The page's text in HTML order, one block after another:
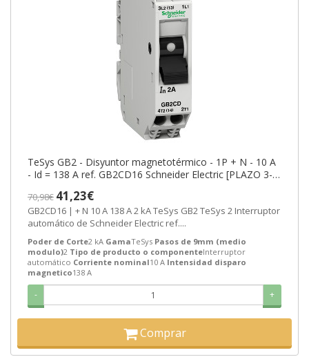
TeSys GB2 - Disyuntor magnetotérmico - 1P + N - 10 A
- Id = 138 A ref. GB2CD16 Schneider Electric [PLAZO 3-6
70,98€ 41,23€
GB2CD16 | + N 10 A 138 A 2 kA TeSys GB2 TeSys 2 Interruptor
automático de Schneider Electric ref....
Poder de Corte2 kA GamaTeSys Pasos de 9mm (medio
modulo)2 Tipo de producto o componenteInterruptor
automático Corriente nominal10 A Intensidad disparo
magnetico138 A
- +
Comprar